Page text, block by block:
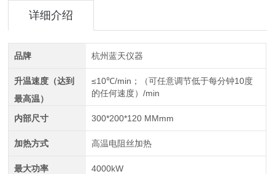
详细介绍
品牌 杭州蓝天仪器
升温速度（达到
最高温）
≤10℃/min；（可任意调节低于每分钟10度
的任何速度）/min
内部尺寸 300*200*120 MMmm
加热方式 高温电阻丝加热
最大功率 4000kW